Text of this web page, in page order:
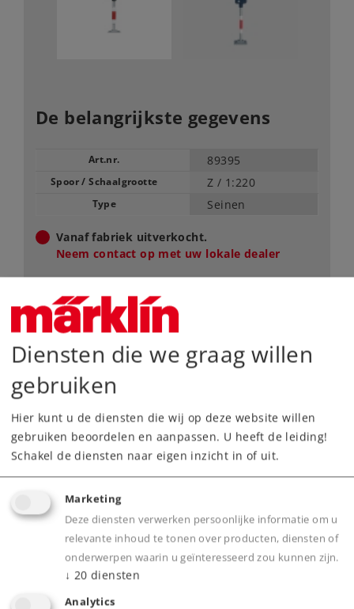
De belangrijkste gegevens
Art.nr. 89395
Spoor / Schaalgrootte Z / 1:220
Type Seinen
Vanaf fabriek uitverkocht.
Neem contact op met uw lokale dealer
Dealer zoeken
Downloads
Product
Productinfo
Diensten die we graag willen
gebruiken
Hier kunt u de diensten die wij op deze website willen
gebruiken beoordelen en aanpassen. U heeft de leiding!
Schakel de diensten naar eigen inzicht in of uit.
Marketing
Deze diensten verwerken persoonlijke informatie om u
relevante inhoud te tonen over producten, diensten of
onderwerpen waarin u geïnteresseerd zou kunnen zijn.
↓ 20 diensten
Analytics